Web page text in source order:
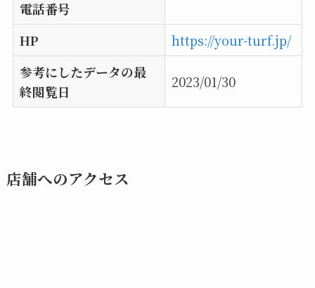
電話番号
HP
https://your-turf.jp/
参考にしたデータの最
終閲覧日
2023/01/30
店舗へのアクセス